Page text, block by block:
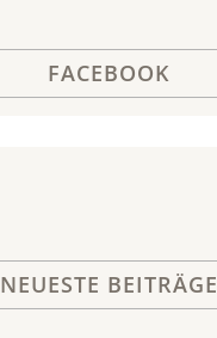
FACEBOOK
NEUESTE BEITRÄGE